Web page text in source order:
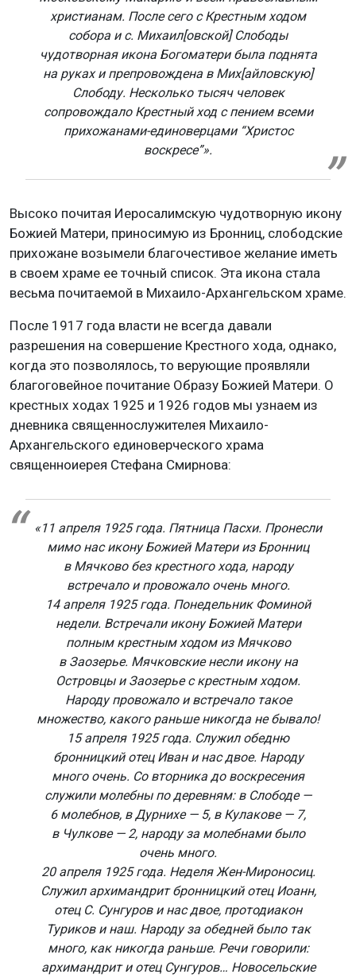
христианам. После сего с Крестным ходом
собора и с. Михаил[овской] Слободы
чудотворная икона Богоматери была поднята
на руках и препровождена в Мих[айловскую]
Слободу. Несколько тысяч человек
сопровождало Крестный ход с пением всеми
прихожанами-единоверцами “Христос
воскресе”».
Высоко почитая Иеросалимскую чудотворную икону
Божией Матери, приносимую из Бронниц, слободские
прихожане возымели благочестивое желание иметь
в своем храме ее точный список. Эта икона стала
весьма почитаемой в Михаило-Архангельском храме.
После 1917 года власти не всегда давали
разрешения на совершение Крестного хода, однако,
когда это позволялось, то верующие проявляли
благоговейное почитание Образу Божией Матери. О
крестных ходах 1925 и 1926 годов мы узнаем из
дневника священнослужителея Михаило-
Архангельского единоверческого храма
священноиерея Стефана Смирнова:
«11 апреля 1925 года. Пятница Пасхи. Пронесли
мимо нас икону Божией Матери из Бронниц
в Мячково без крестного хода, народу
встречало и провожало очень много.
14 апреля 1925 года. Понедельник Фоминой
недели. Встречали икону Божией Матери
полным крестным ходом из Мячково
в Заозерье. Мячковские несли икону на
Островцы и Заозерье с крестным ходом.
Народу провожало и встречало такое
множество, какого раньше никогда не бывало!
15 апреля 1925 года. Служил обедню
бронницкий отец Иван и нас двое. Народу
много очень. Со вторника до воскресения
служили молебны по деревням: в Слободе —
6 молебнов, в Дурнихе — 5, в Кулакове — 7,
в Чулкове — 2, народу за молебнами было
очень много.
20 апреля 1925 года. Неделя Жен-Мироносиц.
Служил архимандрит бронницкий отец Иоанн,
отец С. Сунгуров и нас двое, протодиакон
Туриков и наш. Народу за обедней было так
много, как никогда раньше. Речи говорили:
архимандрит и отец Сунгуров… Новосельские